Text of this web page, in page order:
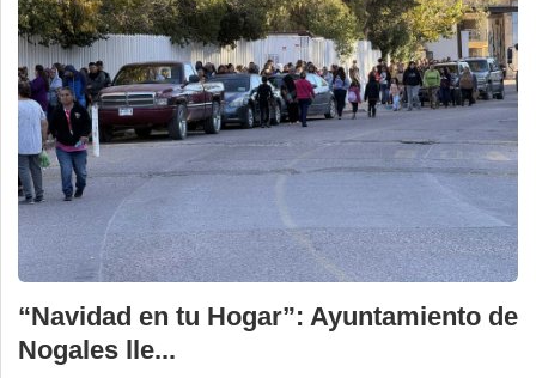
“Navidad en tu Hogar”: Ayuntamiento de
Nogales lle...